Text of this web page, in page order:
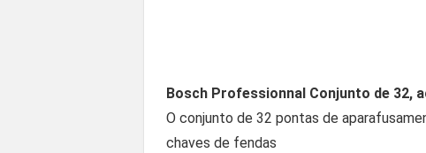
Bosch Professionnal Conjunto de 32,
O conjunto de 32 pontas de
chaves de fendas